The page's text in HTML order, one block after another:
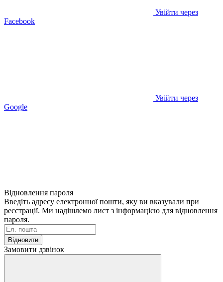
Увійти через
Facebook
Увійти через
Google
Відновлення пароля
Введіть адресу електронної пошти, яку ви вказували при
реєстрації. Ми надішлемо лист з інформацією для відновлення
пароля.
Відновити
Замовити дзвінок